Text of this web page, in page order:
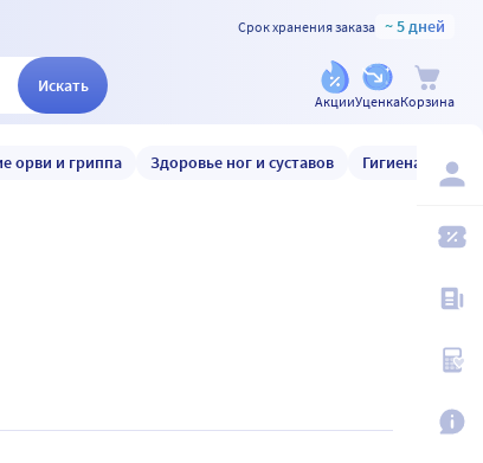
Срок хранения заказа ~ 5 дней
Искать
АкцииУценкаКорзина
орви и гриппа Здоровье ног и суставов Гигиена и уход